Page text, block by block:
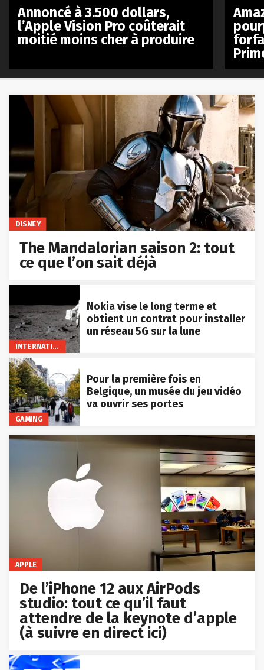
DISNEY
The Mandalorian saison 2: tout
ce que l’on sait déjà
INTERNATIONAL
Nokia vise le long terme et
obtient un contrat pour installer
un réseau 5G sur la lune
GAMING
Pour la première fois en
Belgique, un musée du jeu vidéo
va ouvrir ses portes
APPLE
De l’iPhone 12 aux AirPods
studio: tout ce qu’il faut
attendre de la keynote d’apple
(à suivre en direct ici)
Annoncé à 3.500 dollars,
l’Apple Vision Pro coûterait
moitié moins cher à produire